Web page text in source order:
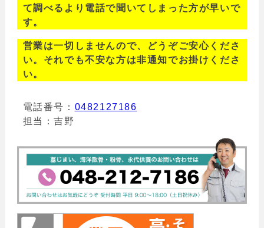
て調べるより電話で聞いてしまった方が早いで
す。
営業は一切しませんので、どうぞご安心くださ
い。それでも不安な方は非通知でお掛けくださ
い。
電話番号： 0482127186
担当：吉野